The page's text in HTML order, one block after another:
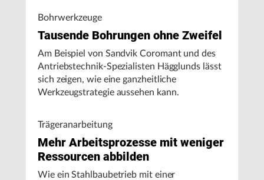
Bohrwerkzeuge
Tausende Bohrungen ohne Zweifel
Am Beispiel von Sandvik Coromant und des
Antriebstechnik-Spezialisten Hägglunds lässt
sich zeigen, wie eine ganzheitliche
Werkzeugstrategie aussehen kann.
Trägeranarbeitung
Mehr Arbeitsprozesse mit weniger
Ressourcen abbilden
Wie ein Stahlbaubetrieb mit einer